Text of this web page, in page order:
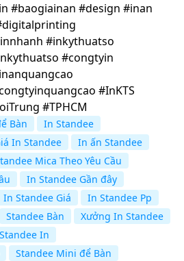
#baogiainan #design #inan
#inkythuatso
#congtyin
#InKTS
#TPHCM
Bàn
In Standee
In Standee
In ấn Standee
Mica Theo Yêu Cầu
In Standee Gần đây
In Standee Giá
In Standee Pp
Standee Bàn
Xưởng In Standee
Standee In
Standee Mini để Bàn